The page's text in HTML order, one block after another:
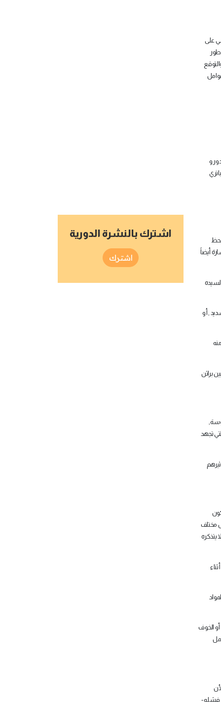
على
طور
و
أيضاً
لسيده
, أو
براثن
تجهد
مختلف
يتذكره
أو الخوف
فشله -
اشترك بالنشرة الدورية
اشترك